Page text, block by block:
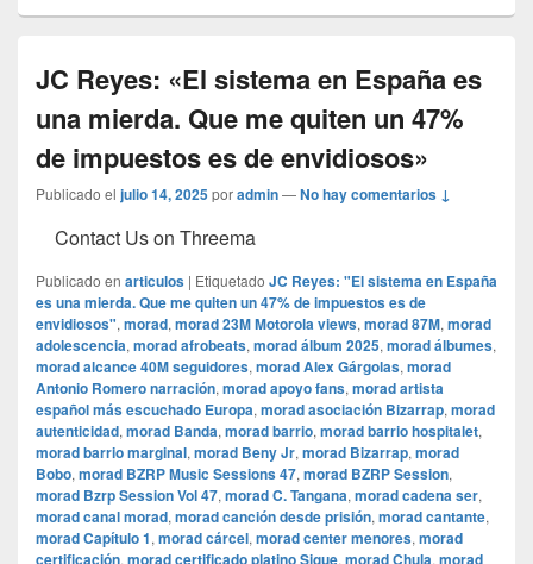
JC Reyes: «El sistema en España es
una mierda. Que me quiten un 47%
de impuestos es de envidiosos»
Publicado el julio 14, 2025poradmin—No hay comentarios ↓
Contact Us on Threema
Publicado en articulos | Etiquetado JC Reyes: "El sistema en España
es una mierda. Que me quiten un 47% de impuestos es de
envidiosos", morad, morad 23M Motorola views, morad 87M, morad
adolescencia, morad afrobeats, morad álbum 2025, morad álbumes,
morad alcance 40M seguidores, morad Alex Gárgolas, morad
Antonio Romero narración, morad apoyo fans, morad artista
español más escuchado Europa, morad asociación Bizarrap, morad
autenticidad, morad Banda, morad barrio, morad barrio hospitalet,
morad barrio marginal, morad Beny Jr, morad Bizarrap, morad
Bobo, morad BZRP Music Sessions 47, morad BZRP Session,
morad Bzrp Session Vol 47, morad C. Tangana, morad cadena ser,
morad canal morad, morad canción desde prisión, morad cantante,
morad Capítulo 1, morad cárcel, morad center menores, morad
certificación, morad certificado platino Sigue, morad Chula, morad